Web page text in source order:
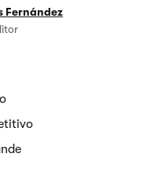
Fernández